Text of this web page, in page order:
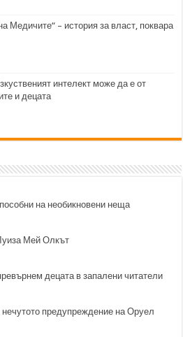
Медичите“ – история за власт, поквара
интелект може да е от
и децата
на необикновени неща
Мей Олкът
децата в запалени читатели
предупреждение на Оруел